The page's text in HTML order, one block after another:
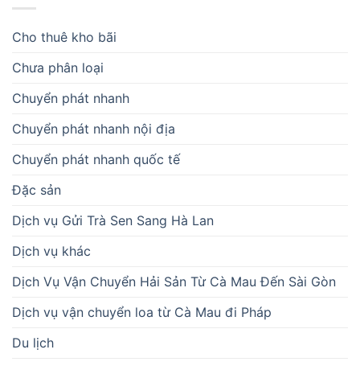
Cho thuê kho bãi
Chưa phân loại
Chuyển phát nhanh
Chuyển phát nhanh nội địa
Chuyển phát nhanh quốc tế
Đặc sản
Dịch vụ Gửi Trà Sen Sang Hà Lan
Dịch vụ khác
Dịch Vụ Vận Chuyển Hải Sản Từ Cà Mau Đến Sài Gòn
Dịch vụ vận chuyển loa từ Cà Mau đi Pháp
Du lịch